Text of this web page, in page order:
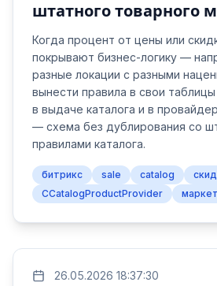
штатного товарного
Когда процент от цены или
покрывают бизнес-логику —
разные локации с разными
вынести правила в свои
в выдаче каталога и в
— схема без дублирования со
правилами каталога.
битрикс sale catalog
CCatalogProductProvider
26.05.2026 18:37:30